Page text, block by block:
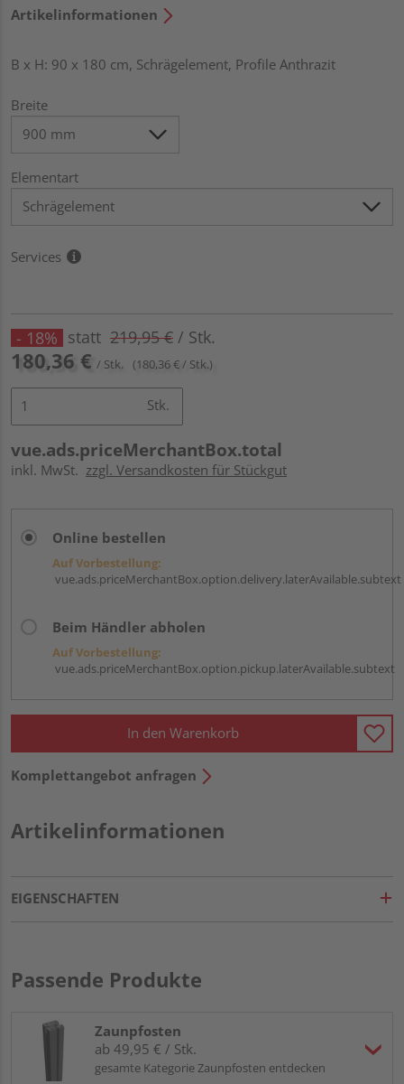
Artikelinformationen
B x H: 90 x 180 cm, Schrägelement, Profile Anthrazit
Breite
Elementart
Services
- 18% statt 219,95 € / Stk.
180,36 € / Stk. (180,36 € / Stk.)
Stk.
vue.ads.priceMerchantBox.total
inkl. MwSt. zzgl. Versandkosten für Stückgut
Online bestellen
Auf Vorbestellung:
vue.ads.priceMerchantBox.option.delivery.laterAvailable.subtext
Beim Händler abholen
Auf Vorbestellung:
vue.ads.priceMerchantBox.option.pickup.laterAvailable.subtext
In den Warenkorb
Komplettangebot anfragen
Artikelinformationen
EIGENSCHAFTEN
Passende Produkte
Zaunpfosten
ab 49,95 € / Stk.
gesamte Kategorie Zaunpfosten entdecken